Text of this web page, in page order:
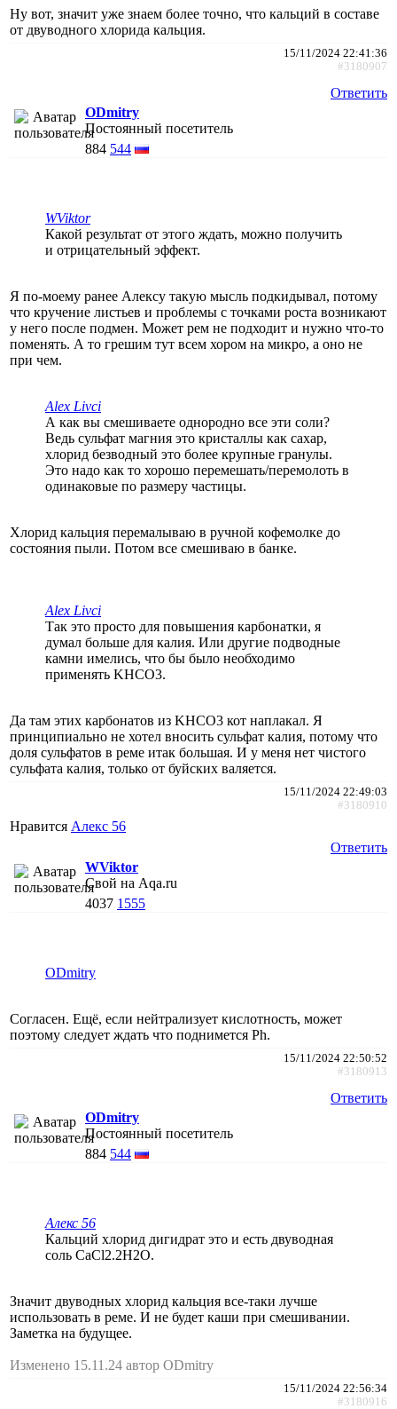
Ну вот, значит уже знаем более точно, что кальций в составе
от двуводного хлорида кальция.
15/11/2024 22:41:36
#3180907
Ответить
ODmitry
Постоянный посетитель
884 544
WViktor
Какой результат от этого ждать, можно получить
и отрицательный эффект.
Я по-моему ранее Алексу такую мысль подкидывал, потому
что кручение листьев и проблемы с точками роста возникают
у него после подмен. Может рем не подходит и нужно что-то
поменять. А то грешим тут всем хором на микро, а оно не
при чем.
Alex Livci
А как вы смешиваете однородно все эти соли?
Ведь сульфат магния это кристаллы как сахар,
хлорид безводный это более крупные гранулы.
Это надо как то хорошо перемешать/перемолоть в
одинаковые по размеру частицы.
Хлорид кальция перемалываю в ручной кофемолке до
состояния пыли. Потом все смешиваю в банке.
Alex Livci
Так это просто для повышения карбонатки, я
думал больше для калия. Или другие подводные
камни имелись, что бы было необходимо
применять KHCO3.
Да там этих карбонатов из KHCO3 кот наплакал. Я
принципиально не хотел вносить сульфат калия, потому что
доля сульфатов в реме итак большая. И у меня нет чистого
сульфата калия, только от буйских валяется.
15/11/2024 22:49:03
#3180910
Нравится Алекс 56
Ответить
WViktor
Свой на Aqa.ru
4037 1555
ODmitry
Согласен. Ещё, если нейтрализует кислотность, может
поэтому следует ждать что поднимется Ph.
15/11/2024 22:50:52
#3180913
Ответить
ODmitry
Постоянный посетитель
884 544
Алекс 56
Кальций хлорид дигидрат это и есть двуводная
соль CaCl2.2H2O.
Значит двуводных хлорид кальция все-таки лучше
использовать в реме. И не будет каши при смешивании.
Заметка на будущее.
Изменено 15.11.24 автор ODmitry
15/11/2024 22:56:34
#3180916